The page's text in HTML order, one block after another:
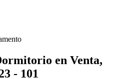
en Venta,
- 101